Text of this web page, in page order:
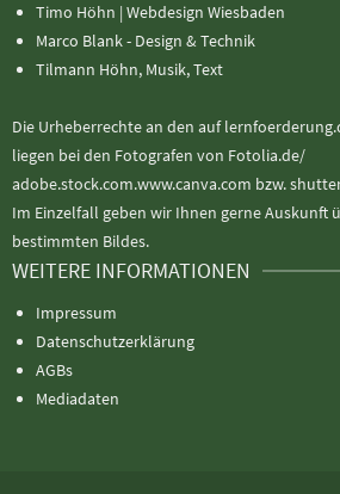
Timo Höhn | Webdesign Wiesbaden
Marco Blank - Design & Technik
Tilmann Höhn, Musik, Text
Die Urheberrechte an den auf
liegen bei den Fotografen von Fotolia.de/
adobe.stock.com.www.canva.com bzw.
Im Einzelfall geben wir Ihnen gerne Auskunft
bestimmten Bildes.
WEITERE INFORMATIONEN
Impressum
Datenschutzerklärung
AGBs
Mediadaten